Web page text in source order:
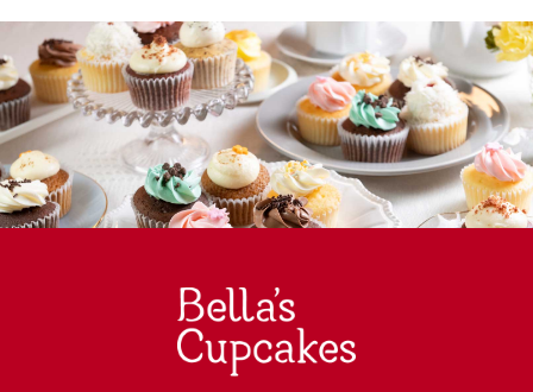
（8月末まで）
【法人向け】🏙 カスタムメイド・コーポレートギフト｜企
業・団体・学校・スポーツチームの方へ 4,000円以上で冷
凍配送無料（8月末まで）
【法人向け】ロゴ 4,000円以上で冷凍配送無料（8月末ま
で）
【個人向け】パーティー｜ティータイム｜キッズ向け｜誕生会
(学校・クラブ)で人気 4,000円以上で冷凍配送無料（8月末